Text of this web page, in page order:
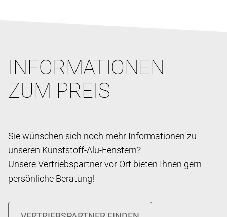
INFORMATIONEN
ZUM PREIS
Sie wünschen sich noch mehr Informationen zu
unseren Kunststoff-Alu-Fenstern?
Unsere Vertriebspartner vor Ort bieten Ihnen gern
persönliche Beratung!